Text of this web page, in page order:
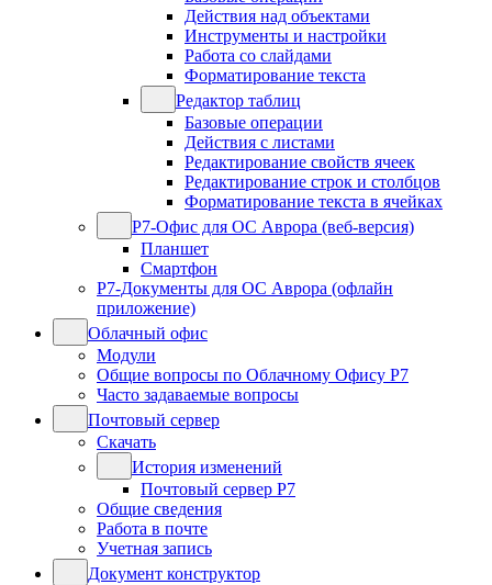
Действия над объектами
Инструменты и настройки
Работа со слайдами
Форматирование текста
Редактор таблиц
Базовые операции
Действия с листами
Редактирование свойств ячеек
Редактирование строк и столбцов
Форматирование текста в ячейках
Р7-Офис для ОС Аврора (веб-версия)
Планшет
Смартфон
Р7-Документы для ОС Аврора (офлайн
приложение)
Облачный офис
Модули
Общие вопросы по Облачному Офису Р7
Часто задаваемые вопросы
Почтовый сервер
Скачать
История изменений
Почтовый сервер Р7
Общие сведения
Работа в почте
Учетная запись
Документ конструктор